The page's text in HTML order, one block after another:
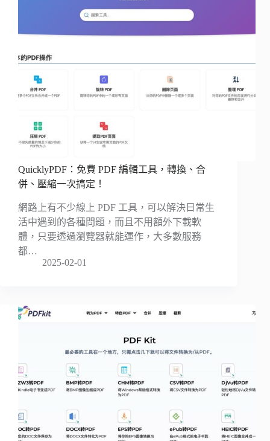
QuicklyPDF：免費 PDF 編輯工具，轉換、合
併、壓縮一次搞定！
網路上有不少線上 PDF 工具，可以解決日常生
活中遇到的各種問題，而且不用額外下載軟
體，只要透過瀏覽器就能運作，大多數服務
都…
2025-02-01